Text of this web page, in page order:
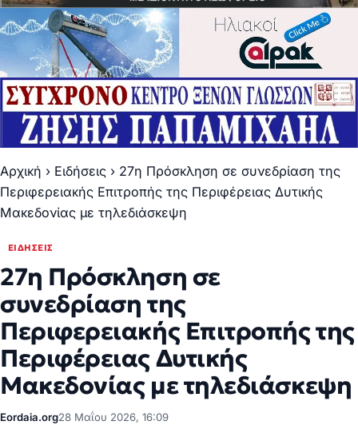
Αρχική › Ειδήσεις › 27η Πρόσκληση σε συνεδρίαση της
Περιφερειακής Επιτροπής της Περιφέρειας Δυτικής
Μακεδονίας με τηλεδιάσκεψη
ΕΙΔΉΣΕΙΣ
27η Πρόσκληση σε
συνεδρίαση της
Περιφερειακής Επιτροπής της
Περιφέρειας Δυτικής
Μακεδονίας με τηλεδιάσκεψη
Eordaia.org28 Μαΐου 2026, 16:09